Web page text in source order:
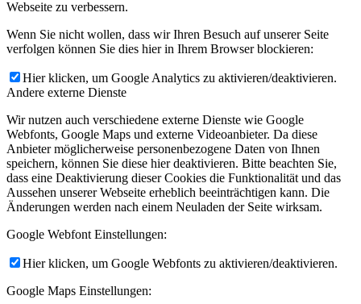
Webseite zu verbessern.
Wenn Sie nicht wollen, dass wir Ihren Besuch auf unserer Seite
verfolgen können Sie dies hier in Ihrem Browser blockieren:
Hier klicken, um Google Analytics zu aktivieren/deaktivieren.
Andere externe Dienste
Wir nutzen auch verschiedene externe Dienste wie Google
Webfonts, Google Maps und externe Videoanbieter. Da diese
Anbieter möglicherweise personenbezogene Daten von Ihnen
speichern, können Sie diese hier deaktivieren. Bitte beachten Sie,
dass eine Deaktivierung dieser Cookies die Funktionalität und das
Aussehen unserer Webseite erheblich beeinträchtigen kann. Die
Änderungen werden nach einem Neuladen der Seite wirksam.
Google Webfont Einstellungen:
Hier klicken, um Google Webfonts zu aktivieren/deaktivieren.
Google Maps Einstellungen: